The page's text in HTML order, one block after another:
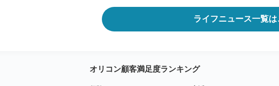
ライフニュース一覧は
オリコン顧客満足度ランキング